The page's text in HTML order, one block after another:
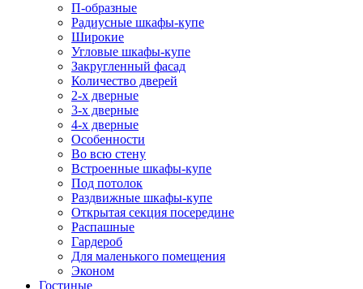
П-образные
Радиусные шкафы-купе
Широкие
Угловые шкафы-купе
Закругленный фасад
Количество дверей
2-х дверные
3-х дверные
4-х дверные
Особенности
Во всю стену
Встроенные шкафы-купе
Под потолок
Раздвижные шкафы-купе
Открытая секция посередине
Распашные
Гардероб
Для маленького помещения
Эконом
Гостиные